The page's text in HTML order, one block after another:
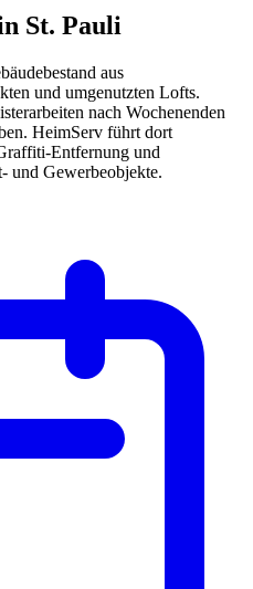
St. Pauli
aus
und umgenutzten Lofts.
nach Wochenenden
HeimServ führt dort
Entfernung und
und Gewerbeobjekte.